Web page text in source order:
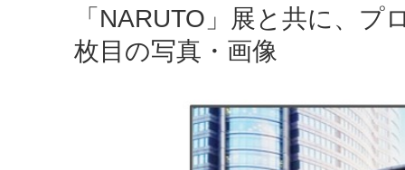
「NARUTO」展と共に、
枚目の写真・画像